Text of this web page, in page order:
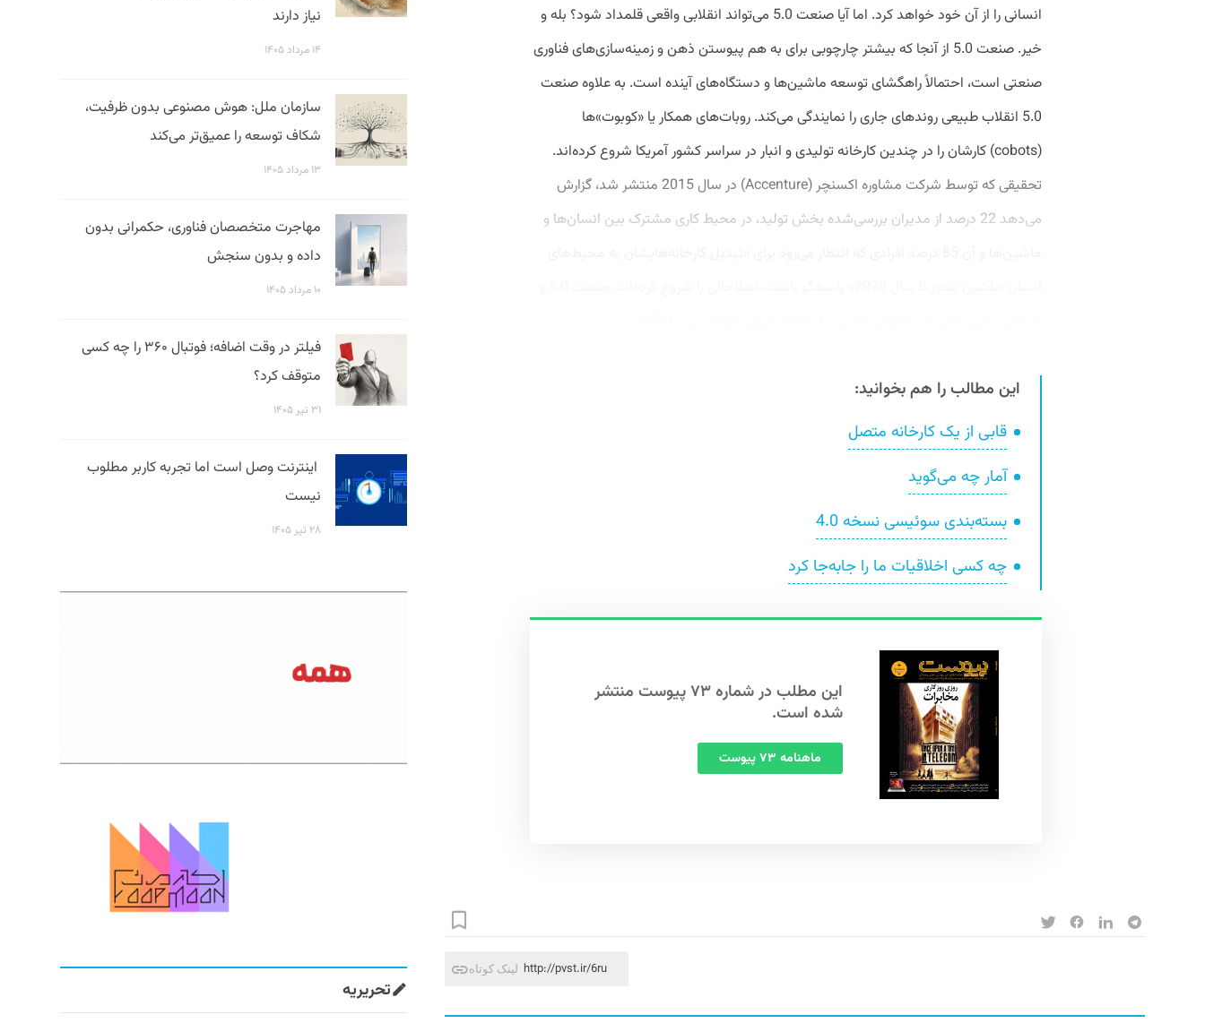
انسانی را از آن خود خواهد کرد. اما آیا صنعت 5.0 می‌تواند انقلابی واقعی قلمداد شود؟ بله و
خیر. صنعت 5.0 از آنجا که بیشتر چارچوبی برای به هم پیوستن ذهن و زمینه‌سازی‌های فناوری
صنعتی است، احتمالاً راهگشای توسعه ماشین‌ها و دستگاه‌های آینده است. به ‌علاوه صنعت
5.0 انقلاب طبیعی روندهای جاری را نمایندگی می‌کند. روبات‌های همکار یا «کوبوت»‌ها
(cobots) کارشان را در چندین کارخانه تولیدی و انبار در سراسر کشور آمریکا شروع کرده‌اند.
تحقیقی که توسط شرکت مشاوره اکسنچر (Accenture) در سال 2015 منتشر شد، گزارش
می‌دهد 22 درصد از مدیران بررسی‌شده بخش تولید، در محیط کاری مشترک بین انسان‌ها و
این مطالب را هم بخوانید:
قابی از یک کارخانه متصل
آمار چه می‌گوید
بسته‌بندی سوئیسی نسخه 4.0
چه کسی اخلاقیات ما را جابه‌جا کرد
این مطلب در شماره ۷۳ پیوست منتشر
شده است.
ماهنامه ۷۳ پیوست
لینک کوتاه http://pvst.ir/6ru
نیاز دارند
۱۴ مرداد ۱۴۰۵
سازمان ملل: هوش مصنوعی بدون ظرفیت،
شکاف توسعه را عمیق‌تر می‌کند
۱۳ مرداد ۱۴۰۵
مهاجرت متخصصان فناوری، حکمرانی بدون
داده و بدون سنجش
۱۰ مرداد ۱۴۰۵
فیلتر در وقت اضافه؛ فوتبال ۳۶۰ را چه کسی
متوقف کرد؟
۳۱ تیر ۱۴۰۵
اینترنت وصل است اما تجربه کاربر مطلوب
نیست
۲۸ تیر ۱۴۰۵
تحریریه